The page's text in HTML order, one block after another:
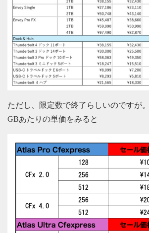
ただし、限定数で終了らしいのですが
GBあたりの単価をみると